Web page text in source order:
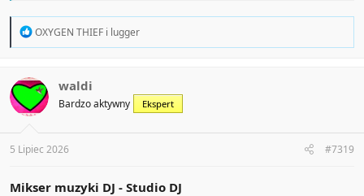
R
t
i
o
s
:
OXYGEN THIEF i lugger
waldi
Bardzo aktywny Ekspert
5 Lipiec 2026 #7319
Mikser muzyki DJ - Studio DJ